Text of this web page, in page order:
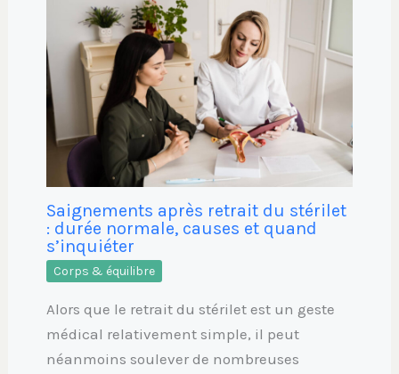
Saignements après retrait du stérilet
: durée normale, causes et quand
s’inquiéter
Corps & équilibre
Alors que le retrait du stérilet est un geste
médical relativement simple, il peut
néanmoins soulever de nombreuses